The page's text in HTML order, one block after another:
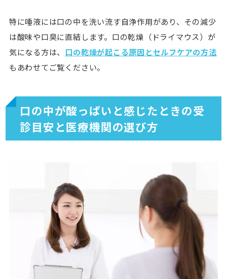
特に唾液には口の中を洗い流す自浄作用があり、その減少
は酸味や口臭に直結します。口の乾燥（ドライマウス）が
気になる方は、 口の乾燥が起こる原因とセルフケアの方法
もあわせてご覧ください。
口の中が酸っぱいと感じたときの受
診目安と医療機関の選び方